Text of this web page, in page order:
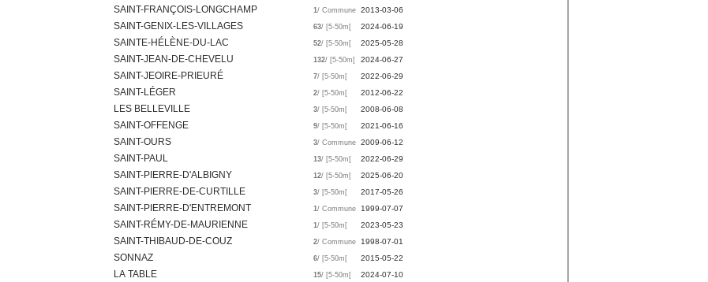
SAINT-FRANÇOIS-LONGCHAMP 1/ Commune 2013-03-06
SAINT-GENIX-LES-VILLAGES 63/ [5-50m[ 2024-06-19
SAINTE-HÉLÈNE-DU-LAC 52/ [5-50m[ 2025-05-28
SAINT-JEAN-DE-CHEVELU 132/ [5-50m[ 2024-06-27
SAINT-JEOIRE-PRIEURÉ 7/ [5-50m[ 2022-06-29
SAINT-LÉGER 2/ [5-50m[ 2012-06-22
LES BELLEVILLE 3/ [5-50m[ 2008-06-08
SAINT-OFFENGE 9/ [5-50m[ 2021-06-16
SAINT-OURS 3/ Commune 2009-06-12
SAINT-PAUL 13/ [5-50m[ 2022-06-29
SAINT-PIERRE-D'ALBIGNY 12/ [5-50m[ 2025-06-20
SAINT-PIERRE-DE-CURTILLE 3/ [5-50m[ 2017-05-26
SAINT-PIERRE-D'ENTREMONT 1/ Commune 1999-07-07
SAINT-RÉMY-DE-MAURIENNE 1/ [5-50m[ 2023-05-23
SAINT-THIBAUD-DE-COUZ 2/ Commune 1998-07-01
SONNAZ 6/ [5-50m[ 2015-05-22
LA TABLE 15/ [5-50m[ 2024-07-10